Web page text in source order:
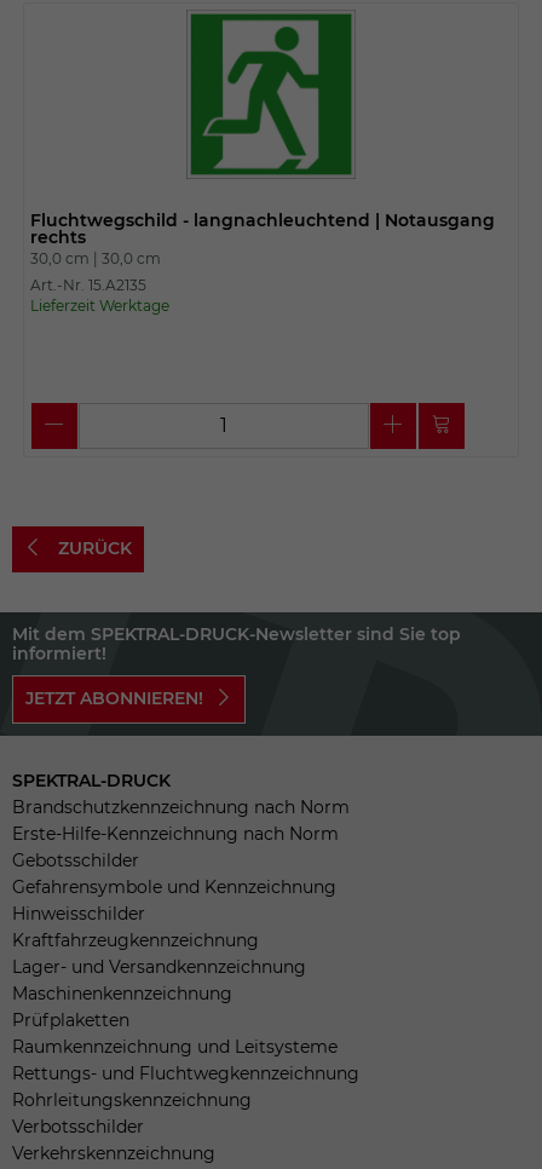
Fluchtwegschild - langnachleuchtend | Notausgang
rechts
30,0 cm | 30,0 cm
Art.-Nr. 15.A2135
Lieferzeit Werktage
ZURÜCK
Mit dem SPEKTRAL-DRUCK-Newsletter sind Sie top
informiert!
JETZT ABONNIEREN!
SPEKTRAL-DRUCK
Brandschutzkennzeichnung nach Norm
Erste-Hilfe-Kennzeichnung nach Norm
Gebotsschilder
Gefahrensymbole und Kennzeichnung
Hinweisschilder
Kraftfahrzeugkennzeichnung
Lager- und Versandkennzeichnung
Maschinenkennzeichnung
Prüfplaketten
Raumkennzeichnung und Leitsysteme
Rettungs- und Fluchtwegkennzeichnung
Rohrleitungskennzeichnung
Verbotsschilder
Verkehrskennzeichnung